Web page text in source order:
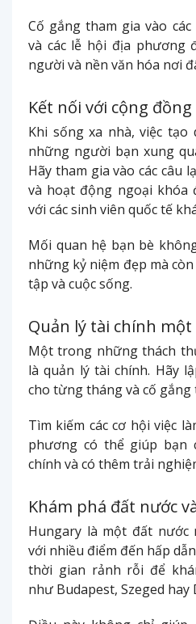
Cố gắng tham gia vào
và các lễ hội địa phương
người và nền văn hóa nơi
Kết nối với cộng
Khi sống xa nhà, việc
những người bạn xung
Hãy tham gia vào các câu
và hoạt động ngoại khóa
với các sinh viên quốc tế
Mối quan hệ bạn bè
những kỷ niệm đẹp mà
tập và cuộc sống.
Quản lý tài chính một
Một trong những thách
là quản lý tài chính. Hãy
cho từng tháng và cố gắng
Tìm kiếm các cơ hội việc
phương có thể giúp bạn
chính và có thêm trải
Khám phá đất nước
Hungary là một đất
với nhiều điểm đến hấp
thời gian rảnh rỗi để
như Budapest, Szeged hay